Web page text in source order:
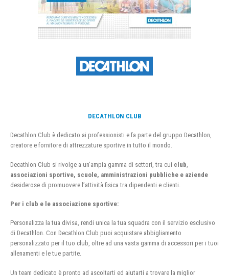
DECATHLON CLUB
Decathlon Club è dedicato ai professionisti e fa parte del gruppo Decathlon,
creatore e fornitore di attrezzature sportive in tutto il mondo.
Decathlon Club si rivolge a un’ampia gamma di settori, tra cui club
associazioni sportive, scuole, amministrazioni pubbliche e aziende
desiderose di promuovere l’attività fisica tra dipendenti e clienti.
Per i club e le associazione sportive:
Personalizza la tua divisa, rendi unica la tua squadra con il servizio esclusivo
di Decathlon. Con Decathlon Club puoi acquistare abbigliamento
personalizzato per il tuo club, oltre ad una vasta gamma di accessori per i tuoi
allenamenti e le tue partite.
Un team dedicato è pronto ad ascoltarti ed aiutarti a trovare la miglior